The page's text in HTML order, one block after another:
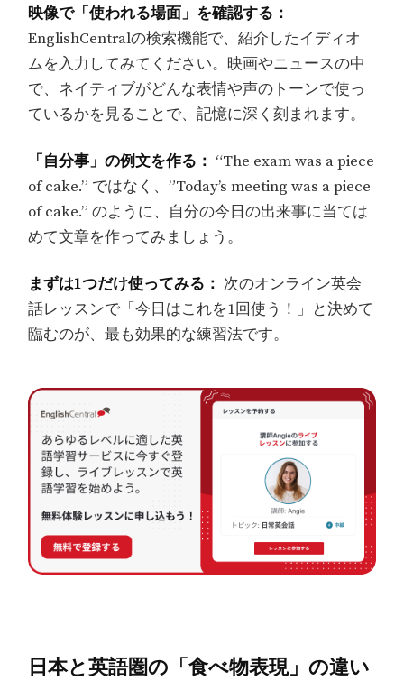
映像で「使われる場面」を確認する：
EnglishCentralの検索機能で、紹介したイディオ
ムを入力してみてください。映画やニュースの中
で、ネイティブがどんな表情や声のトーンで使っ
ているかを見ることで、記憶に深く刻まれます。
「自分事」の例文を作る： “The exam was a piece
of cake.” ではなく、”Today’s meeting was a piece
of cake.” のように、自分の今日の出来事に当ては
めて文章を作ってみましょう。
まずは1つだけ使ってみる： 次のオンライン英会
話レッスンで「今日はこれを1回使う！」と決めて
臨むのが、最も効果的な練習法です。
日本と英語圏の「食べ物表現」の違い